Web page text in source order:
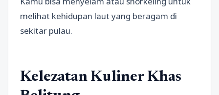
melihat kehidupan laut yang beragam di
sekitar pulau.
Kelezatan Kuliner Khas